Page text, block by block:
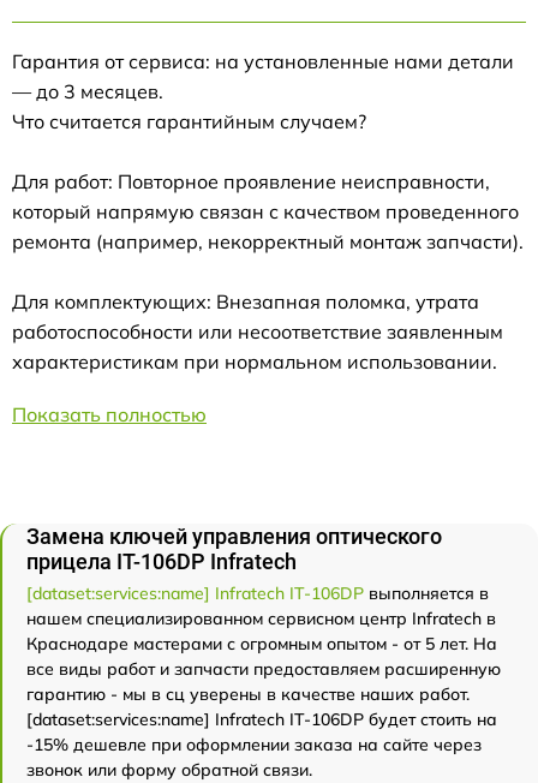
Гарантия от сервиса: на установленные нами детали
— до 3 месяцев.
Что считается гарантийным случаем?
Для работ: Повторное проявление неисправности,
который напрямую связан с качеством проведенного
ремонта (например, некорректный монтаж запчасти).
Для комплектующих: Внезапная поломка, утрата
работоспособности или несоответствие заявленным
характеристикам при нормальном использовании.
Показать полностью
Замена ключей управления оптического
прицела IT-106DP Infratech
[dataset:services:name] Infratech IT-106DP выполняется в
нашем специализированном сервисном центр Infratech в
Краснодаре мастерами с огромным опытом - от 5 лет. На
все виды работ и запчасти предоставляем расширенную
гарантию - мы в сц уверены в качестве наших работ.
[dataset:services:name] Infratech IT-106DP будет стоить на
-15% дешевле при оформлении заказа на сайте через
звонок или форму обратной связи.